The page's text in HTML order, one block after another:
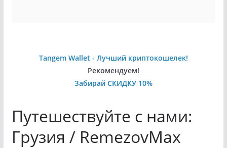
Tangem Wallet - Лучший криптокошелек!
Рекомендуем!
Забирай СКИДКУ 10%
Путешествуйте с нами:
Грузия / RemezovMax